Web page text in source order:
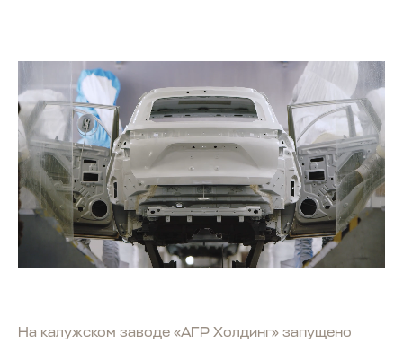
На калужском заводе «АГР Холдинг» запущено